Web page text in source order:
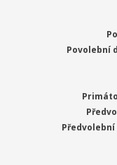
Povolební